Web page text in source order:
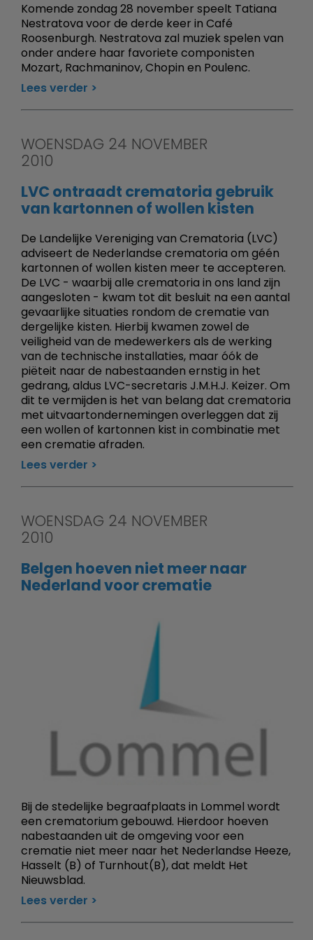
Komende zondag 28 november speelt Tatiana
Nestratova voor de derde keer in Café
Roosenburgh. Nestratova zal muziek spelen van
onder andere haar favoriete componisten
Mozart, Rachmaninov, Chopin en Poulenc.
Lees verder
WOENSDAG 24 NOVEMBER
2010
LVC ontraadt crematoria gebruik
van kartonnen of wollen kisten
De Landelijke Vereniging van Crematoria (LVC)
adviseert de Nederlandse crematoria om géén
kartonnen of wollen kisten meer te accepteren.
De LVC - waarbij alle crematoria in ons land zijn
aangesloten - kwam tot dit besluit na een aantal
gevaarlijke situaties rondom de crematie van
dergelijke kisten. Hierbij kwamen zowel de
veiligheid van de medewerkers als de werking
van de technische installaties, maar óók de
piëteit naar de nabestaanden ernstig in het
gedrang, aldus LVC-secretaris J.M.H.J. Keizer. Om
dit te vermijden is het van belang dat crematoria
met uitvaartondernemingen overleggen dat zij
een wollen of kartonnen kist in combinatie met
een crematie afraden.
Lees verder
WOENSDAG 24 NOVEMBER
2010
Belgen hoeven niet meer naar
Nederland voor crematie
Bij de stedelijke begraafplaats in Lommel wordt
een crematorium gebouwd. Hierdoor hoeven
nabestaanden uit de omgeving voor een
crematie niet meer naar het Nederlandse Heeze,
Hasselt (B) of Turnhout(B), dat meldt Het
Nieuwsblad.
Lees verder